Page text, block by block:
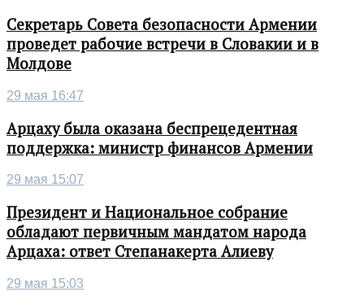
Секретарь Совета безопасности Армении
проведет рабочие встречи в Словакии и в
Молдове
29 мая 16:47
Арцаху была оказана беспрецедентная
поддержка: министр финансов Армении
29 мая 15:07
Президент и Национальное собрание
обладают первичным мандатом народа
Арцаха: ответ Степанакерта Алиеву
29 мая 15:03